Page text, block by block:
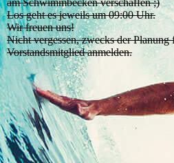
am Schwimmbecken verschaffen ;)
Los geht es jeweils um 09:00 Uhr.
Wir freuen uns!
Nicht vergessen, zwecks der Planung
Vorstandsmitglied anmelden.